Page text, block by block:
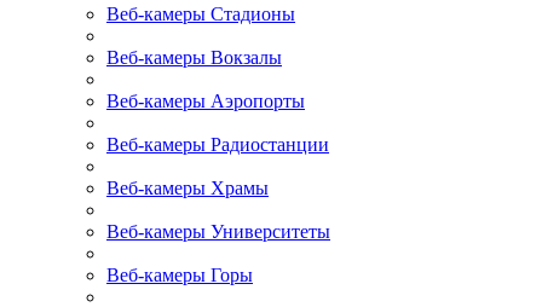
Веб-камеры Стадионы
Веб-камеры Вокзалы
Веб-камеры Аэропорты
Веб-камеры Радиостанции
Веб-камеры Храмы
Веб-камеры Университеты
Веб-камеры Горы